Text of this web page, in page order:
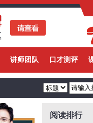
讲师团队 口才测评
阅读排行